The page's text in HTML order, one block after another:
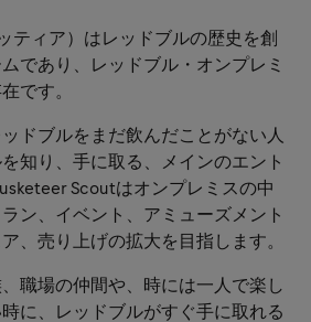
ティア）はレッドブルの歴史を創
であり、レッドブル・オンプレミ
です。
ドブルをまだ飲んだことがない人
知り、手に取る、メインのエント
Scoutはオンプレミスの中
ン、イベント、アミューズメント
、売り上げの拡大を目指します。
職場の仲間や、時には一人で楽し
に、レッドブルがすぐ手に取れる